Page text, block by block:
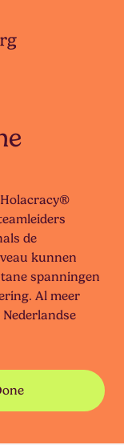
de
kunnen
spanningen
Al meer